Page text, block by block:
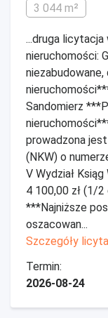
3 044 m²
...druga
nieruchomości:
Sandomierz
prowadzona
(NKW) o
V Wydział
4 100,00 zł (1/
***Najniższe
oszacowan...
Szczegóły
Termin:
2026-08-24